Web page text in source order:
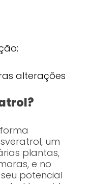
alterações
um
plantas,
e no
potencial